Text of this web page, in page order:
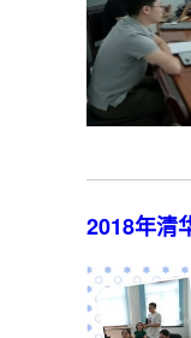
2018年清